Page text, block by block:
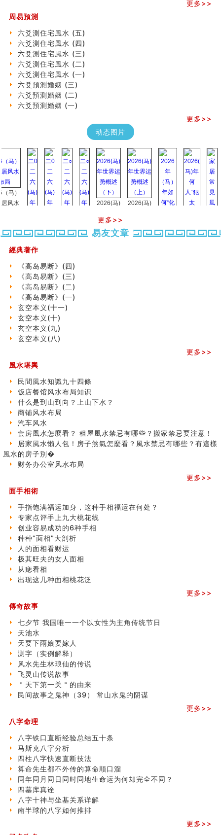
专家点评手上九大桃花线
四柱八字快速直断技法
天池水
《高岛易断》(二)
创业容易成功的6种手相
算命先生都不外传的算命顺口溜
什么是到山到向？上山下水？
六爻算卦：我能面试升职吗？
《高岛易断》(一)
朱德總司命造 (名⼈⼋字淺析九）
如何给企业起名才能提高影响力
种种“面相”大剖析
同年同月同日同时同地生命运为何却完全不同？
商舖大門的風水原則 (上)
玄空本义(十一)
家居常見風水形煞及化解方法 (三)
天要下雨娘要嫁人
六爻測住宅風水 (五)
一篇文章解答八字命理所有困惑
汽车风水
姓名字义玄机藏凶吉
玄空本义(十)
六爻占卜预测考试结果
四墓库真诠
套房風水怎麼看？ 租屋風水禁忌有哪些？搬家禁忌要注
意！
精选1500个五行属金的字
玄空本义(九)
精选1000个五行属土的字
人的面相看财运
玄空本义(八)
六爻算卦：测腹中胎儿是男是女
中國改革開放總設計師鄧小平命造 (名人八字淺析八）
测字（实例解释）
精选1000个五行属火的字
玄空本义(七)
刘燮鈞讲人相 手纹与命运(二)
商铺如何摆放物品催财招财
极其旺夫的女人面相
居家風水懶人包！房子煞氣怎麼看？風水禁忌有哪些？有
這樣風水的房子別�
南半球的八字如何推排
玄空本义(六)
额相与命运
风水先生林琅仙的传说
从痣看相
姓名陰陽配置的凶吉
六爻測住宅風水 (四)
玄空本义 (五)
玄空本义 (四)
八字算命：女命八字里日坐伤官克夫？
六爻算卦：我俩之间是否还命中有未尽的缘分？
订婚就是定结婚日子吗
清朝慈禧太后命造 (名人八字淺析七）
玄空本义 (三)
飞灵山传说故事
命理解说：想请问什么时候能够遇到姻缘结婚？
商舖選址的風水講究 (下)
吉凶神跳上大运时的断法【四柱技巧】
刘燮鈞讲人相 手纹与命运(一)
大門風水五大禁忌！大門風水擺設？門中門風水解方？
出现这几种面相桃花泛
寓意好的五行属水的汉字有哪些？五行属水的汉字大全
玄空本义 (一)
＂天下第一关＂的由来
无名指长的人有艺术天赋？手指长短能看出什么？
六爻測住宅風水 (三)
別再一知半解！正解住宅風水十大禁忌
更多>>
周易預測
六爻測住宅風水 (五)
六爻測住宅風水 (四)
六爻測住宅風水 (三)
六爻測住宅風水 (二)
六爻測住宅風水 (一)
六爻預測婚姻 (三)
六爻預測婚姻 (二)
六爻預測婚姻 (一)
更多>>
动态图片
二0
二
六
(马)
二
生
肖
运
程
(兔
龙
蛇)
二0
二
六
(马)
二
生
肖
运
程
(鼠
牛
虎)
二○
二
六
(马)
生
肖
运
程
狗
猪)
二○
生
肖
运
羊
猴)
2026(马)
势概述
（下）
2026(马)
势概述
（上）
年
马)年
風
法
(一)
(
更多>>
易友文章
經典著作
《高岛易断》(四)
《高岛易断》(三)
《高岛易断》(二)
《高岛易断》(一)
玄空本义(十一)
玄空本义(十)
玄空本义(九)
玄空本义(八)
更多>>
風水堪輿
民間風水知識九十四條
饭店餐馆风水布局知识
什么是到山到向？上山下水？
商铺风水布局
汽车风水
套房風水怎麼看？ 租屋風水禁忌有哪些？搬家禁忌要注意！
居家風水懶人包！房子煞氣怎麼看？風水禁忌有哪些？有這樣
風水的房子別�
财务办公室风水布局
更多>>
面手相術
手指饱满福运加身，这种手相福运在何处？
专家点评手上九大桃花线
创业容易成功的6种手相
种种“面相”大剖析
人的面相看财运
极其旺夫的女人面相
从痣看相
出现这几种面相桃花泛
更多>>
傳奇故事
七夕节 我国唯一一个以女性为主角传统节日
天池水
天要下雨娘要嫁人
测字（实例解释）
风水先生林琅仙的传说
飞灵山传说故事
＂天下第一关＂的由来
民间故事之鬼神（39） 常山水鬼的阴谋
更多>>
八字命理
八字铁口直断经验总结五十条
马斯克八字分析
四柱八字快速直断技法
算命先生都不外传的算命顺口溜
同年同月同日同时同地生命运为何却完全不同？
四墓库真诠
八字十神与坐基关系详解
南半球的八字如何推排
更多>>